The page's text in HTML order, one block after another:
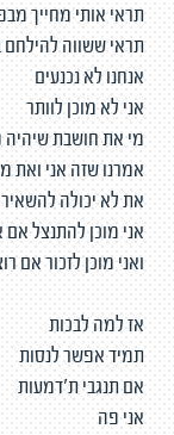
תראי אותי מחייך
תראי ששווה להילחם
אנחנו לא נכנעים
אני לא מוכן לוותר
מי את חושבת שיהיה
אמרנו שזה אני ואת
את לא יכולה להשאיר
אני מוכן להתנצל
ואני מוכן לזכור אם
אז למה לבכות
תמיד אפשר לנסות
אם תנגבי ת'דמעות
אני פה